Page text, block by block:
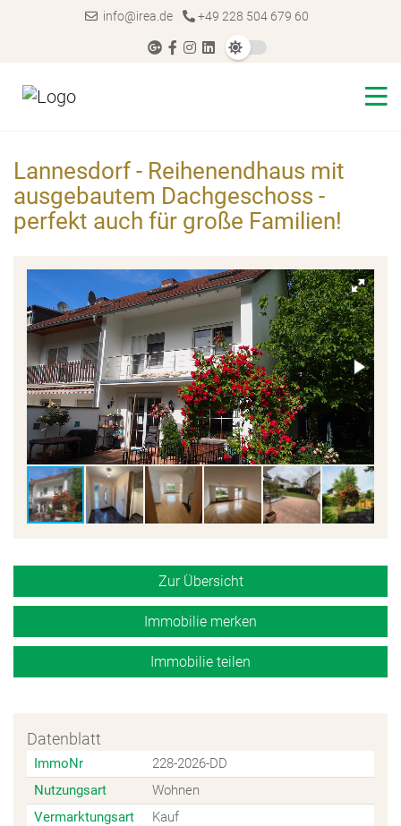
info@irea.de +49 228 504 679 60
Lannesdorf - Reihenendhaus mit
ausgebautem Dachgeschoss -
perfekt auch für große Familien!
Zur Übersicht
Immobilie merken
Immobilie teilen
Datenblatt
ImmoNr
228-2026-DD
Nutzungsart
Wohnen
Vermarktungsart
Kauf